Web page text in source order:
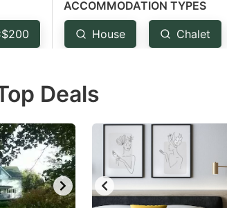
ACCOMMODATION TYPES
House Chalet
Deals